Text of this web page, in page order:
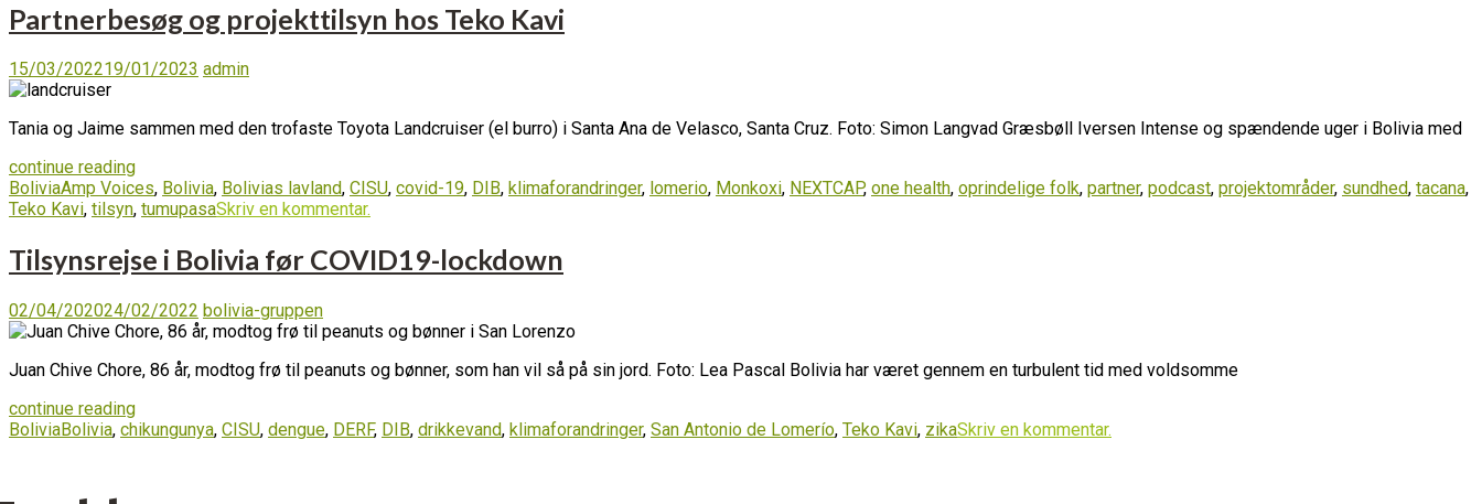
Partnerbesøg og projekttilsyn hos Teko Kavi
15/03/202219/01/2023 admin
Tania og Jaime sammen med den trofaste Toyota Landcruiser (el burro) i Santa Ana de Velasco, Santa Cruz. Foto: Simon Langvad Græsbøll Iversen Intense og spændende uger i Bolivia med
continue reading
BoliviaAmp Voices, Bolivia, Bolivias lavland, CISU, covid-19, DIB, klimaforandringer, lomerio, Monkoxi, NEXTCAP, one health, oprindelige folk, partner, podcast, projektområder, sundhed, tacana,
Teko Kavi, tilsyn, tumupasaSkriv en kommentar.
Tilsynsrejse i Bolivia før COVID19-lockdown
02/04/202024/02/2022 bolivia-gruppen
Juan Chive Chore, 86 år, modtog frø til peanuts og bønner, som han vil så på sin jord. Foto: Lea Pascal Bolivia har været gennem en turbulent tid med voldsomme
continue reading
BoliviaBolivia, chikungunya, CISU, dengue, DERF, DIB, drikkevand, klimaforandringer, San Antonio de Lomerío, Teko Kavi, zikaSkriv en kommentar.